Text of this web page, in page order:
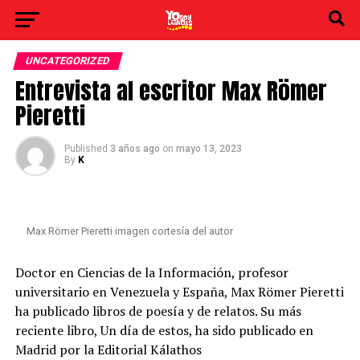
UNCATEGORIZED
Entrevista al escritor Max Römer
Pieretti
Published 3 años ago on mayo 13, 2023
By K
Max Römer Pieretti imagen cortesía del autor
Doctor en Ciencias de la Información, profesor
universitario en Venezuela y España, Max Römer Pieretti
ha publicado libros de poesía y de relatos. Su más
reciente libro, Un día de estos, ha sido publicado en
Madrid por la Editorial Kálathos